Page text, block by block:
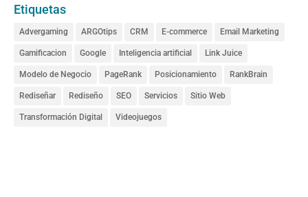
Etiquetas
Advergaming ARGOtips CRM E-commerce Email Marketing
Gamificacion Google Inteligencia artificial Link Juice
Modelo de Negocio PageRank Posicionamiento RankBrain
Rediseñar Rediseño SEO Servicios Sitio Web
Transformación Digital Videojuegos